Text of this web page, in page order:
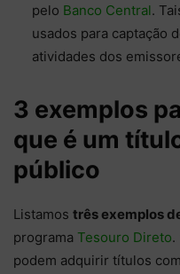
pelo Banco Central.
usados para captação
atividades dos
3 exemplos
que é um
público
Listamos três exemplos
programa Tesouro Direto.
podem adquirir títulos